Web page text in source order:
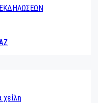
χείλη